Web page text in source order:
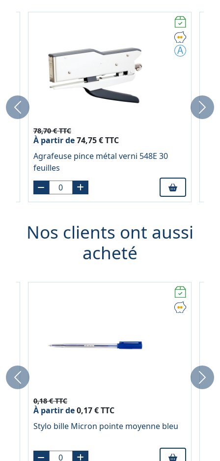
78,70 € TTC
À partir de74,75 € TTC
Agrafeuse pince métal verni 548E 30
feuilles
Previous Next
Nos clients ont aussi
acheté
0,18 € TTC
À partir de0,17 € TTC
Stylo bille Micron pointe moyenne bleu
Previous Next